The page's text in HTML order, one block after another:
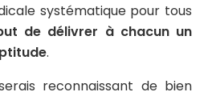
systématique pour tous
de délivrer à chacun un
.
reconnaissant de bien